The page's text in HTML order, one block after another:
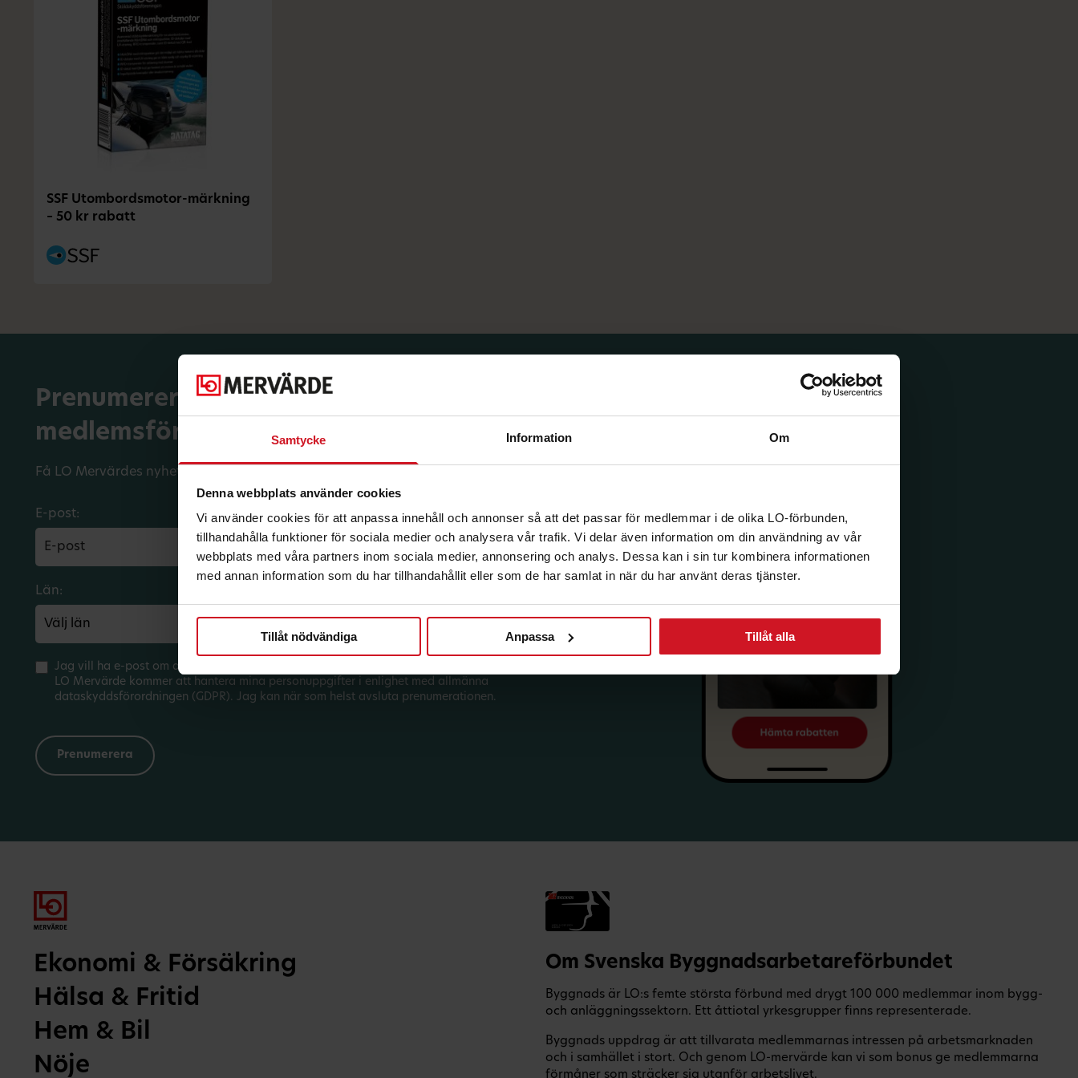
Samtycke Information Om
Denna webbplats använder cookies
Vi använder cookies för att anpassa innehåll och annonser så att det passar för medlemmar i de olika LO-förbunden,
tillhandahålla funktioner för sociala medier och analysera vår trafik. Vi delar även information om din användning av vår
webbplats med våra partners inom sociala medier, annonsering och analys. Dessa kan i sin tur kombinera informationen
med annan information som du har tillhandahållit eller som de har samlat in när du har använt deras tjänster.
Tillåt nödvändiga Anpassa Tillåt alla
SSF Utombordsmotor-märkning
– 50 kr rabatt
Prenumerera på dina
medlemsförmåner.
Få LO Mervärdes nyhetsbrev varje månad till din inkorg.
E-post:
Län:
Jag vill ha e-post om aktuella erbjudanden och medlemsförmåner från LO Mervärde.
LO Mervärde kommer att hantera mina personuppgifter i enlighet med allmänna
dataskyddsförordningen (GDPR). Jag kan när som helst avsluta prenumerationen.
Ekonomi & Försäkring
Hälsa & Fritid
Hem & Bil
Nöje
Om Svenska Byggnadsarbetareförbundet
Byggnads är LO:s femte största förbund med drygt 100 000 medlemmar inom bygg-
och anläggningssektorn. Ett åttiotal yrkesgrupper finns representerade.
Byggnads uppdrag är att tillvarata medlemmarnas intressen på arbetsmarknaden
och i samhället i stort. Och genom LO-mervärde kan vi som bonus ge medlemmarna
förmåner som sträcker sig utanför arbetslivet.